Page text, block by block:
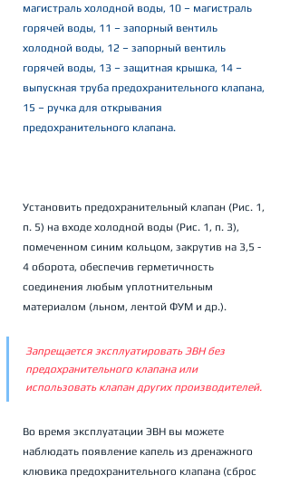
магистраль холодной воды, 10 – магистраль
горячей воды, 11 – запорный вентиль
холодной воды, 12 – запорный вентиль
горячей воды, 13 – защитная крышка, 14 –
выпускная труба предохранительного клапана,
15 – ручка для открывания
предохранительного клапана.
Установить предохранительный клапан (Рис. 1,
п. 5) на входе холодной воды (Рис. 1, п. 3),
помеченном синим кольцом, закрутив на 3,5 -
4 оборота, обеспечив герметичность
соединения любым уплотнительным
материалом (льном, лентой ФУМ и др.).
Запрещается эксплуатировать ЭВН без
предохранительного клапана или
использовать клапан других производителей.
Во время эксплуатации ЭВН вы можете
наблюдать появление капель из дренажного
клювика предохранительного клапана (сброс